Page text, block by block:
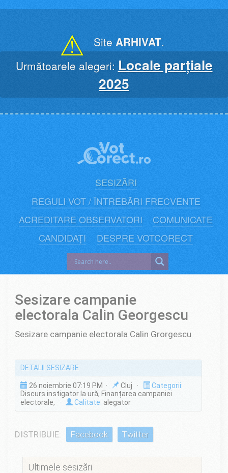
⚠ Site ARHIVAT.
Următoarele alegeri: Locale parțiale
2025
SESIZĂRI
REGULI VOT / ÎNTREBĂRI FRECVENTE
ACREDITARE OBSERVATORI
COMUNICATE
CANDIDAȚI
DESPRE VOTCORECT
Sesizare campanie
electorala Calin Georgescu
Sesizare campanie electorala Calin Grorgescu
DETALII SESIZARE
26 noiembrie 07:19 PM · Cluj ·
Categorii:
Discurs instigator la ură, Finanțarea campaniei
electorale,
· Calitate: alegator
DISTRIBUIE: Facebook Twitter
Ultimele sesizări